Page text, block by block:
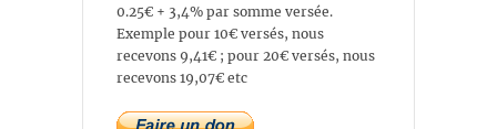
0.25€ + 3,4% par somme versée.
Exemple pour 10€ versés, nous
recevons 9,41€ ; pour 20€ versés, nous
recevons 19,07€ etc